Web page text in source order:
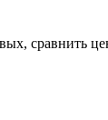
сравнить